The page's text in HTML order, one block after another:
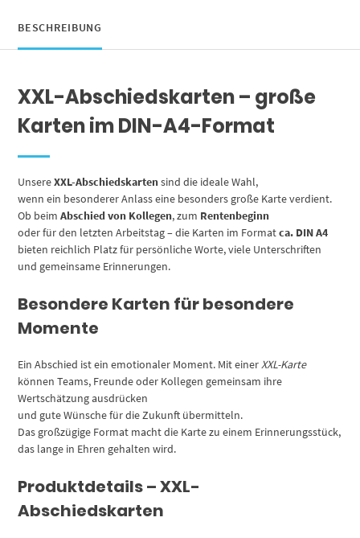
Rente
Pension
Kündigung
traurig
BESCHREIBUNG
XXL-Abschiedskarten – große
Karten im DIN-A4-Format
UnsereXXL-Abschiedskartensind die ideale Wahl,
wenn ein besonderer Anlass eine besonders große Karte verdient.
Ob beimAbschied von Kollegen, zum Rentenbeginn
oder für den letzten Arbeitstag – die Karten im Formatca. DIN A4
bieten reichlich Platz für persönliche Worte, viele Unterschriften
und gemeinsame Erinnerungen.
Besondere Karten für besondere
Momente
Ein Abschied ist ein emotionaler Moment. Mit einerXXL-Karte
können Teams, Freunde oder Kollegen gemeinsam ihre
Wertschätzung ausdrücken
und gute Wünsche für die Zukunft übermitteln.
Das großzügige Format macht die Karte zu einem Erinnerungsstück,
das lange in Ehren gehalten wird.
Produktdetails – XXL-
Abschiedskarten